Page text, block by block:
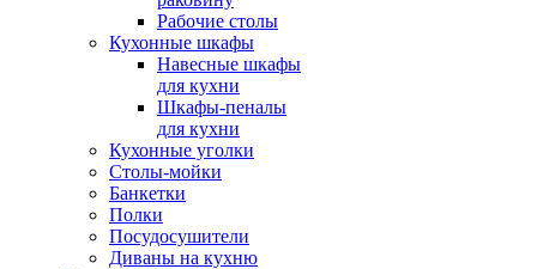
Рабочие столы
Кухонные шкафы
Навесные шкафы
для кухни
Шкафы-пеналы
для кухни
Кухонные уголки
Столы-мойки
Банкетки
Полки
Посудосушители
Диваны на кухню